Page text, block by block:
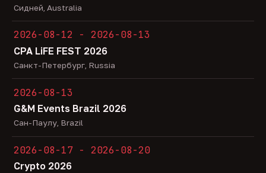
Сидней, Australia
2026-08-12 - 2026-08-13
CPA LiFE FEST 2026
Санкт-Петербург, Russia
2026-08-13
G&M Events Brazil 2026
Сан-Паулу, Brazil
2026-08-17 - 2026-08-20
Crypto 2026